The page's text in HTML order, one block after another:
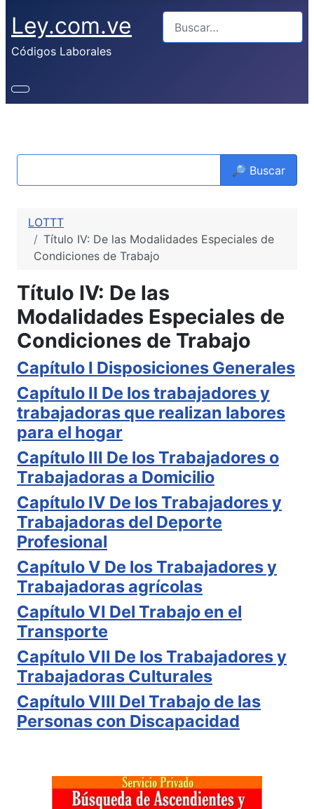
Ley.com.ve
Códigos Laborales
🔎 Buscar
LOTTT
Título IV: De las Modalidades Especiales de
Condiciones de Trabajo
Título IV: De las
Modalidades Especiales de
Condiciones de Trabajo
Capítulo I Disposiciones Generales
Capítulo II De los trabajadores y
trabajadoras que realizan labores
para el hogar
Capítulo III De los Trabajadores o
Trabajadoras a Domicilio
Capítulo IV De los Trabajadores y
Trabajadoras del Deporte
Profesional
Capítulo V De los Trabajadores y
Trabajadoras agrícolas
Capítulo VI Del Trabajo en el
Transporte
Capítulo VII De los Trabajadores y
Trabajadoras Culturales
Capítulo VIII Del Trabajo de las
Personas con Discapacidad